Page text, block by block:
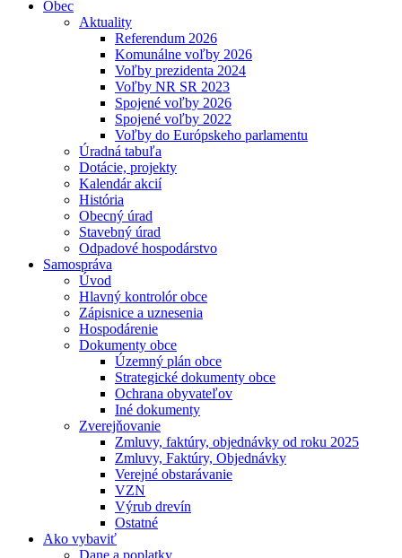
Obec
Aktuality
Referendum 2026
Komunálne voľby 2026
Voľby prezidenta 2024
Voľby NR SR 2023
Spojené voľby 2026
Spojené voľby 2022
Voľby do Európskeho parlamentu
Úradná tabuľa
Dotácie, projekty
Kalendár akcií
História
Obecný úrad
Stavebný úrad
Odpadové hospodárstvo
Samospráva
Úvod
Hlavný kontrolór obce
Zápisnice a uznesenia
Hospodárenie
Dokumenty obce
Územný plán obce
Strategické dokumenty obce
Ochrana obyvateľov
Iné dokumenty
Zverejňovanie
Zmluvy, faktúry, objednávky od roku 2025
Zmluvy, Faktúry, Objednávky
Verejné obstarávanie
VZN
Výrub drevín
Ostatné
Ako vybaviť
Dane a poplatky